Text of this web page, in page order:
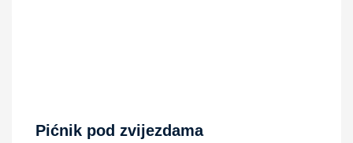
Pićnik pod zvijezdama